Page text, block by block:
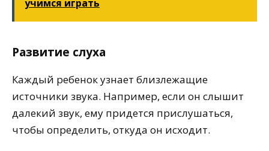
учимся играть
Развитие слуха
Каждый ребенок узнает близлежащие
источники звука. Например, если он слышит
далекий звук, ему придется прислушаться,
чтобы определить, откуда он исходит.